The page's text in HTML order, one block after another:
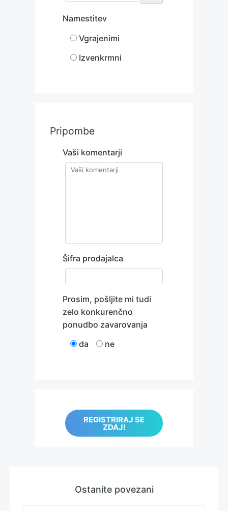
Namestitev
Vgrajenimi
Izvenkrmni
Pripombe
Vaši komentarji
Šifra prodajalca
Prosim, pošljite mi tudi
zelo konkurenčno
ponudbo zavarovanja
da
ne
REGISTRIRAJ SE
ZDAJ!
Ostanite povezani